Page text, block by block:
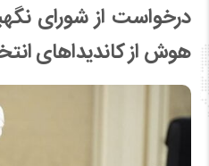
درخواست از شورای
هوش از کاندیداهای